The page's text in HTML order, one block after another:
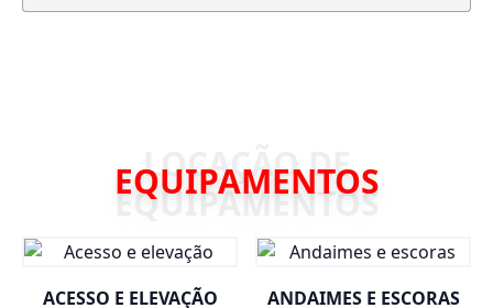
EQUIPAMENTOS
ACESSO E ELEVAÇÃO ANDAIMES E ESCORAS